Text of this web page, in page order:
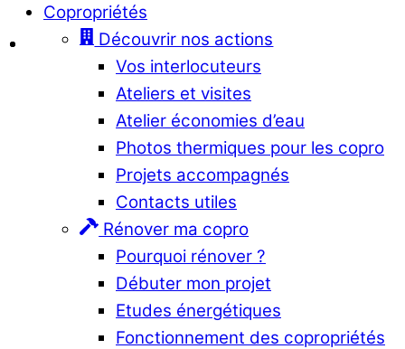
Copropriétés
Découvrir nos actions
Vos interlocuteurs
Ateliers et visites
Atelier économies d’eau
Photos thermiques pour les copro
Projets accompagnés
Contacts utiles
Rénover ma copro
Pourquoi rénover ?
Débuter mon projet
Etudes énergétiques
Fonctionnement des copropriétés